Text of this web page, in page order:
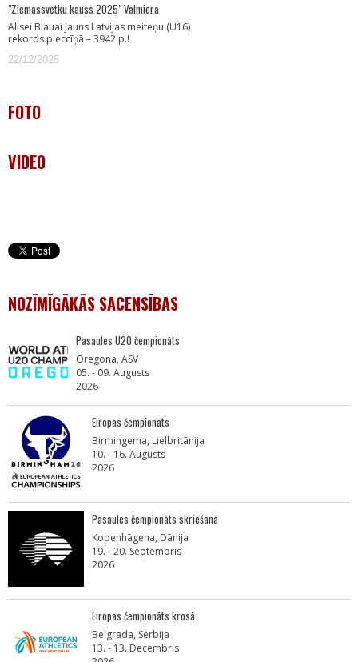
"Ziemassvētku kauss 2025" Valmierā
Alisei Blauai jauns Latvijas meiteņu (U16)
rekords pieccīņā – 3942 p.!
22/12/2025
FOTO
VIDEO
NOZĪMĪGĀKĀS SACENSĪBAS
Pasaules U20 čempionāts
Oregona, ASV
05. - 09. Augusts
2026
Eiropas čempionāts
Birmingema, Lielbritānija
10. - 16. Augusts
2026
Pasaules čempionāts skriešanā
Kopenhāgena, Dānija
19. - 20. Septembris
2026
Eiropas čempionāts krosā
Belgrada, Serbija
13. - 13. Decembris